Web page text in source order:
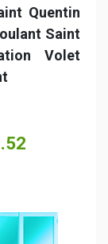
Quentin
Saint
Volet